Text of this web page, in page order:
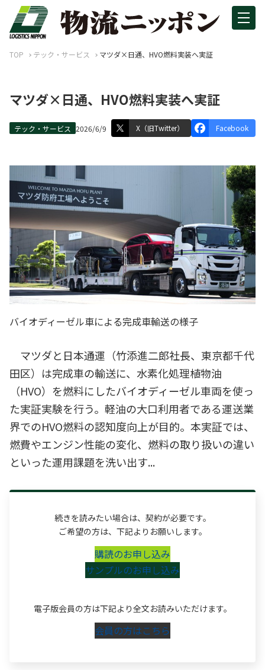
TOP テック・サービス マツダ×日通、HVO燃料実装へ実証
マツダ×日通、HVO燃料実装へ実証
テック・サービス 2026/6/9 X（旧Twitter） Facebook
バイオディーゼル車による完成車輸送の様子
マツダと日本通運（竹添進二郎社長、東京都千代
田区）は完成車の輸送に、水素化処理植物油
（HVO）を燃料にしたバイオディーゼル車両を使っ
た実証実験を行う。軽油の大口利用者である運送業
界でのHVO燃料の認知度向上が目的。本実証では、
燃費やエンジン性能の変化、燃料の取り扱いの違い
といった運用課題を洗い出す...
続きを読みたい場合は、契約が必要です。
ご希望の方は、下記よりお願いします。
購読のお申し込み
サンプルのお申し込み
電子版会員の方は下記より全文お読みいただけます。
会員の方はこちら